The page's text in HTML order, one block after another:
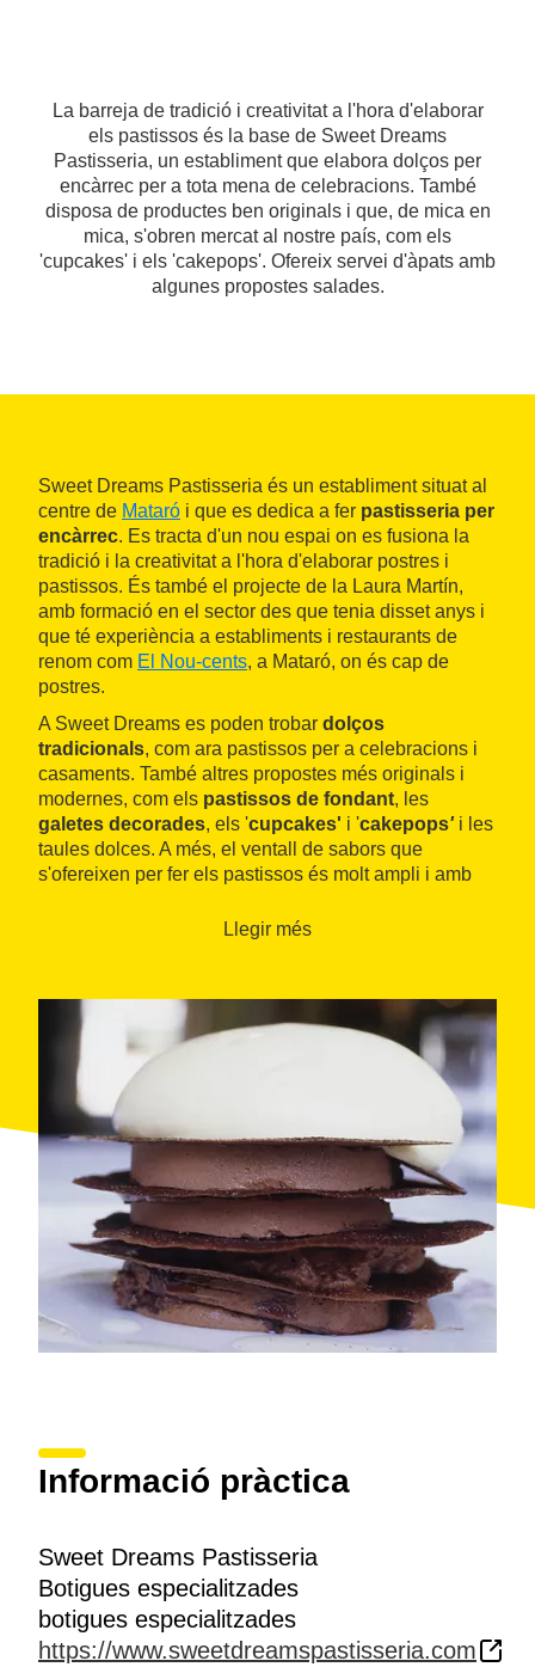
La barreja de tradició i creativitat a l'hora d'elaborar
els pastissos és la base de Sweet Dreams
Pastisseria, un establiment que elabora dolços per
encàrrec per a tota mena de celebracions. També
disposa de productes ben originals i que, de mica en
mica, s'obren mercat al nostre país, com els
'cupcakes' i els 'cakepops'. Ofereix servei d'àpats amb
algunes propostes salades.
Sweet Dreams Pastisseria és un establiment situat al
centre de Mataró i que es dedica a fer pastisseria per
encàrrec. Es tracta d'un nou espai on es fusiona la
tradició i la creativitat a l'hora d'elaborar postres i
pastissos. És també el projecte de la Laura Martín,
amb formació en el sector des que tenia disset anys i
que té experiència a establiments i restaurants de
renom com El Nou-cents, a Mataró, on és cap de
postres.
A Sweet Dreams es poden trobar dolços
tradicionals, com ara pastissos per a celebracions i
casaments. També altres propostes més originals i
modernes, com els pastissos de fondant, les
galetes decorades, els 'cupcakes' i 'cakepops'i les
taules dolces. A més, el ventall de sabors que
s'ofereixen per fer els pastissos és molt ampli i amb
important: a Sweet Dreams elaboren els seus
ocasions especials.
També disposen d'alguns
productes salats
que
destaquen també per l'originalitat i que els permet
oferir servei d'àpats per a celebracions.
Llegir més
Informació pràctica
Sweet Dreams Pastisseria
Botigues especialitzades
botigues especialitzades
https://www.sweetdreamspastisseria.com